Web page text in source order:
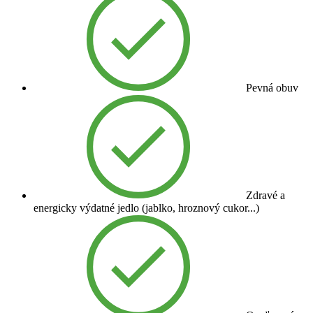
Pevná obuv
Zdravé a
energicky výdatné jedlo (jablko, hroznový cukor...)